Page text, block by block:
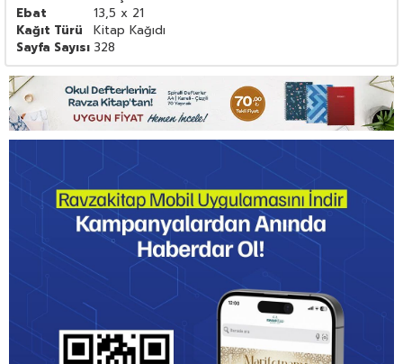
Ebat
13,5 x 21
Kağıt Türü
Kitap Kağıdı
Sayfa Sayısı 328